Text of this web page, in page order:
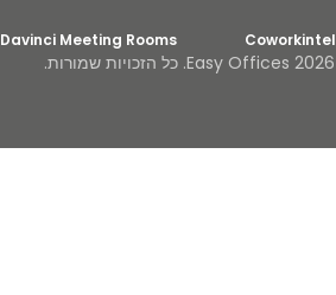
Coworkintel
Davinci Meeting Rooms